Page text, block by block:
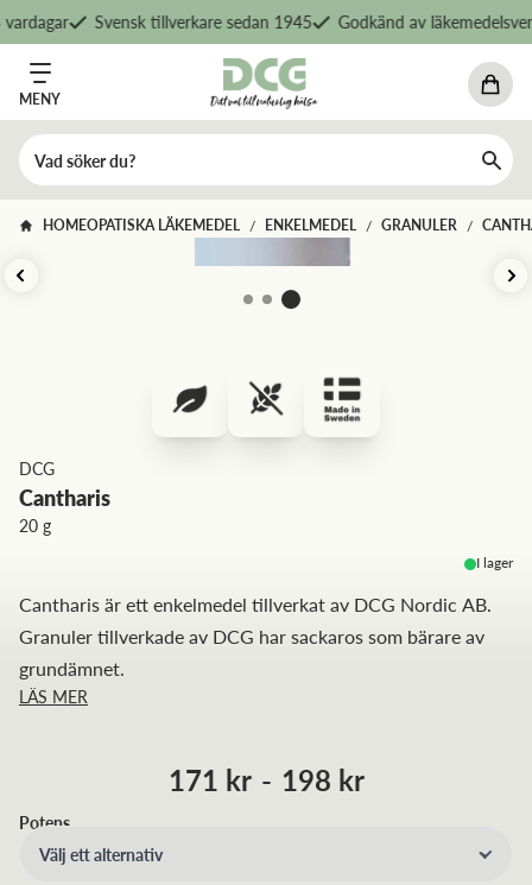
Svensk tillverkare sedan 1945 Godkänd av
MENY
HOMEOPATISKA LÄKEMEDEL / ENKELMEDEL / GRANULER /
DCG
Cantharis
20 g
I lager
Cantharis är ett enkelmedel tillverkat av DCG Nordic AB.
Granuler tillverkade av DCG har sackaros som bärare av
grundämnet.
LÄS MER
171 kr - 198 kr
Potens
Välj ett alternativ